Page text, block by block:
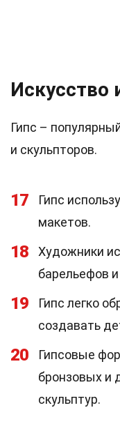
Искусство
Гипс –
и скульпторов.
17
Гипс
макетов.
18
Художники
барельефов и
19
Гипс легко
создавать
20
Гипсовые
бронзовых и
скульптур.